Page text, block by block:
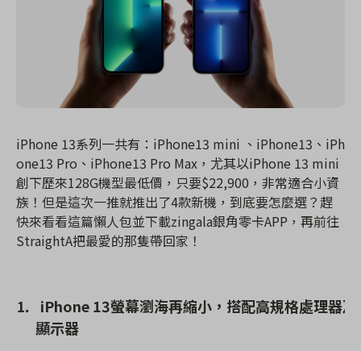
iPhone 13系列一共有： iPhone13 mini 、 iPhone13 、 iPh
one13 Pro 、 iPhone13 Pro Max ，尤其以iPhone 13 mini
創下歷來128G機型最低價，只要$22,900 ，非常適合小資
族！但是這次一推就推出了4款新機，到底要怎麼選？趕
快來看看這篇懶人包並下載zingala銀角零卡APP ，再前往
StraightA把最愛的那隻帶回家！
⒈ iPhone 13螢幕瀏海再縮小，搭配高規格處理器及
顯示器